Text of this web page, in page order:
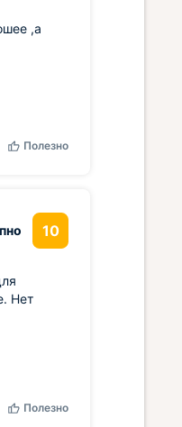
,а
Полезно
10
Нет
Полезно